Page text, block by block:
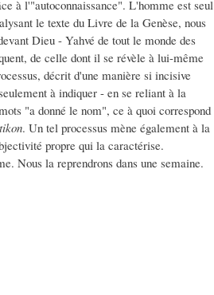
à l'"autoconnaissance". L'homme est seul
le texte du Livre de la Genèse, nous
Dieu - Yahvé de tout le monde des
de celle dont il se révèle à lui-même
décrit d'une manière si incisive
à indiquer - en se reliant à la
"a donné le nom", ce à quoi correspond
. Un tel processus mène également à la
propre qui la caractérise.
Nous la reprendrons dans une semaine.